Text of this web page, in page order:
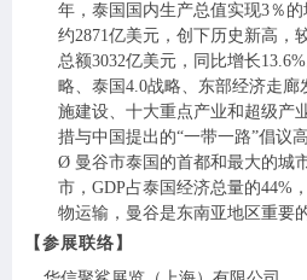
年，泰国国内生产总值实现3％
约2871亿美元，创下历史新高，
总额3032亿美元， 同比增长13.6%
略、泰国4.0战略、东部经济走
施建设、十大重点产业和超级产
措与中国提出的“一带一路”倡议
Ø 曼谷市泰国的首都和最大的城
市， GDP占泰国经济总量的44%
物运输，曼谷是东南亚地区重要
【 参展联络 】